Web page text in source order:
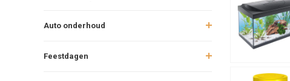
Auto onderhoud
Feestdagen